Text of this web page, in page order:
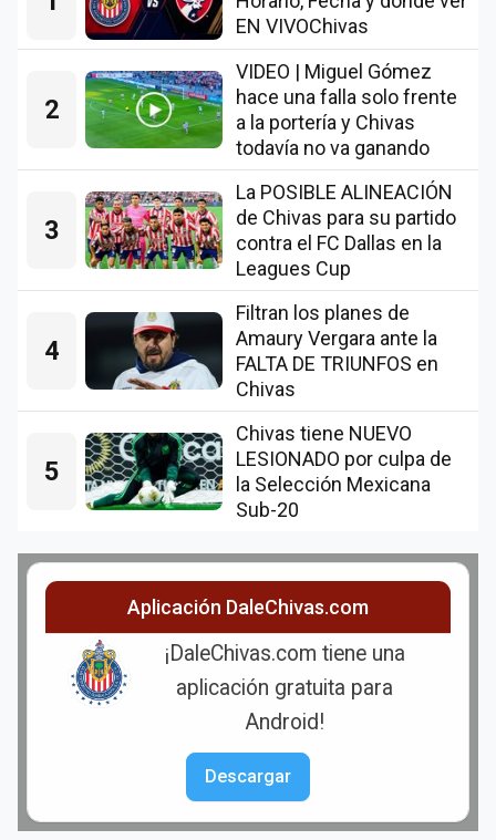
EN VIVOChivas
2
VIDEO | Miguel Gómez
hace una falla solo frente
a la portería y Chivas
todavía no va ganando
3
La POSIBLE ALINEACIÓN
de Chivas para su partido
contra el FC Dallas en la
Leagues Cup
4
Filtran los planes de
Amaury Vergara ante la
FALTA DE TRIUNFOS en
Chivas
5
Chivas tiene NUEVO
LESIONADO por culpa de
la Selección Mexicana
Sub-20
Aplicación DaleChivas.com
¡DaleChivas.com tiene una
aplicación gratuita para
Android!
Descargar